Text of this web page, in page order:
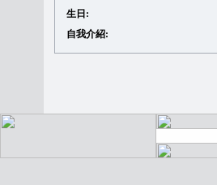
生日:
自我介紹: